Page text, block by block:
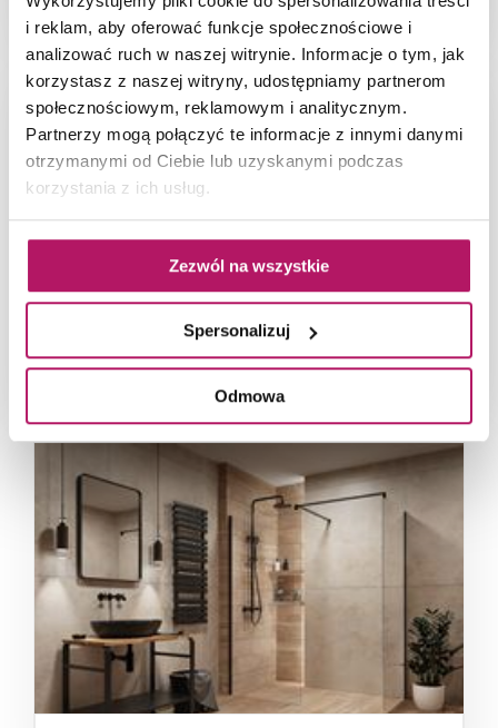
i reklam, aby oferować funkcje społecznościowe i
analizować ruch w naszej witrynie. Informacje o tym, jak
korzystasz z naszej witryny, udostępniamy partnerom
społecznościowym, reklamowym i analitycznym.
Partnerzy mogą połączyć te informacje z innymi danymi
otrzymanymi od Ciebie lub uzyskanymi podczas
korzystania z ich usług.
Zezwól na wszystkie
Spersonalizuj
Odmowa
Ciemna łazienka z zielonymi kaflami i drewnem